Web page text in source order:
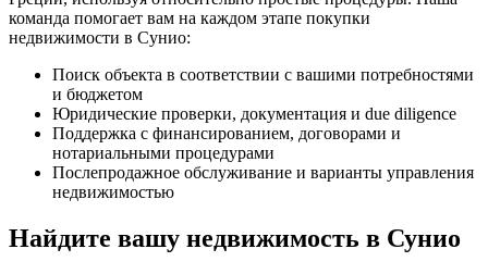
команда помогает вам на каждом этапе покупки
недвижимости в Сунио:
Поиск объекта в соответствии с вашими потребностями
и бюджетом
Юридические проверки, документация и due diligence
Поддержка с финансированием, договорами и
нотариальными процедурами
Послепродажное обслуживание и варианты управления
недвижимостью
Найдите вашу недвижимость в Сунио